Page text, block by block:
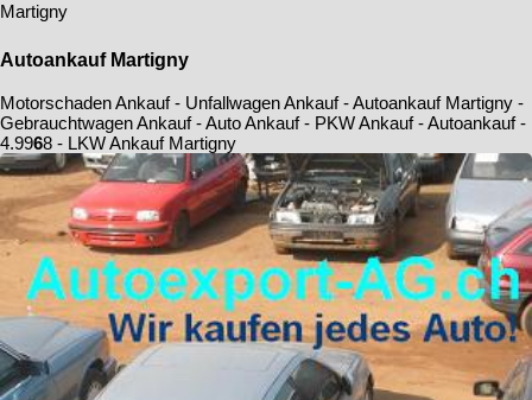
Martigny
Autoankauf Martigny
Motorschaden Ankauf - Unfallwagen Ankauf - Autoankauf Martigny -
Gebrauchtwagen Ankauf - Auto Ankauf - PKW Ankauf - Autoankauf -
4.9968 - LKW Ankauf Martigny